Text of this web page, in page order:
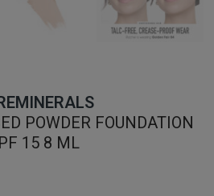
POWDER FOUNDATION
15 8 ML